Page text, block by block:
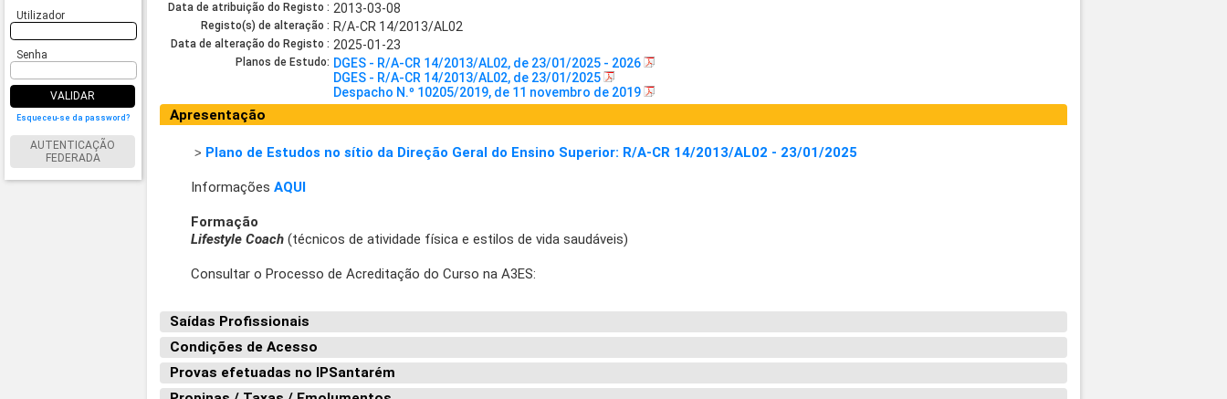
Utilizador
Senha
VALIDAR
Esqueceu-se da password?
AUTENTICAÇÃO
FEDERADA
Data de atribuição do Registo : 2013-03-08
Registo(s) de alteração : R/A-CR 14/2013/AL02
Data de alteração do Registo : 2025-01-23
Planos de Estudo: DGES - R/A-CR 14/2013/AL02, de 23/01/2025 - 2026
DGES - R/A-CR 14/2013/AL02, de 23/01/2025
Despacho N.º 10205/2019, de 11 novembro de 2019
Apresentação
> Plano de Estudos no sítio da Direção Geral do Ensino Superior: R/A-CR 14/2013/AL02 - 23/01/2025
InformaçõesAQUI
Formação
Lifestyle Coach (técnicos de atividade física e estilos de vida saudáveis)
Consultar o Processo de Acreditação do Curso na A3ES:
Saídas Profissionais
Condições de Acesso
Provas efetuadas no IPSantarém